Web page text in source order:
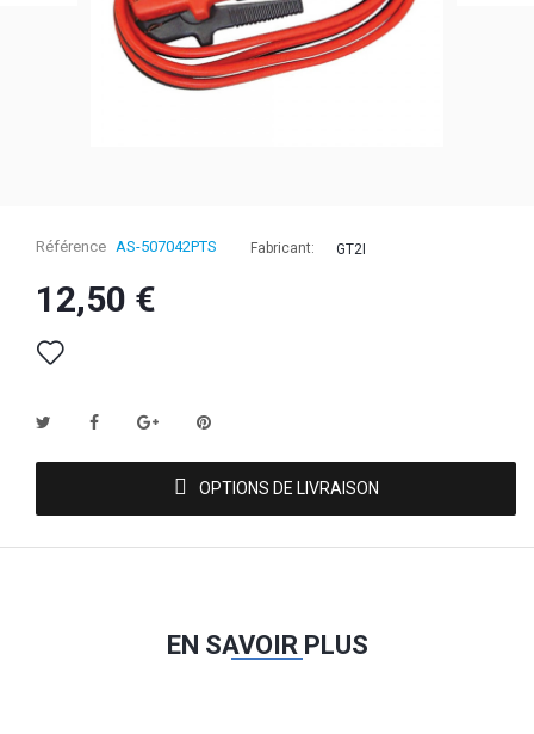
Référence AS-507042PTS Fabricant: GT2I
12,50 €
OPTIONS DE LIVRAISON
EN SAVOIR PLUS